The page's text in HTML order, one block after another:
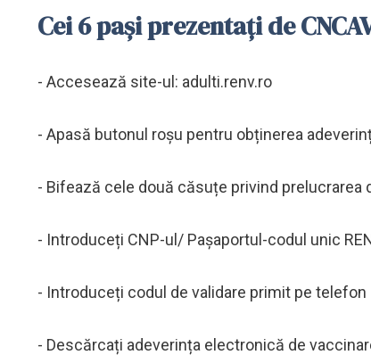
Cei 6 pași prezentați de
- Accesează site-ul: adulti.renv.ro
- Apasă butonul roșu pentru obținerea
- Bifează cele două căsuțe privind prelucrarea
- Introduceți CNP-ul/ Pașaportul-codul unic
- Introduceți codul de validare primit pe telefon
- Descărcați adeverința electronică de